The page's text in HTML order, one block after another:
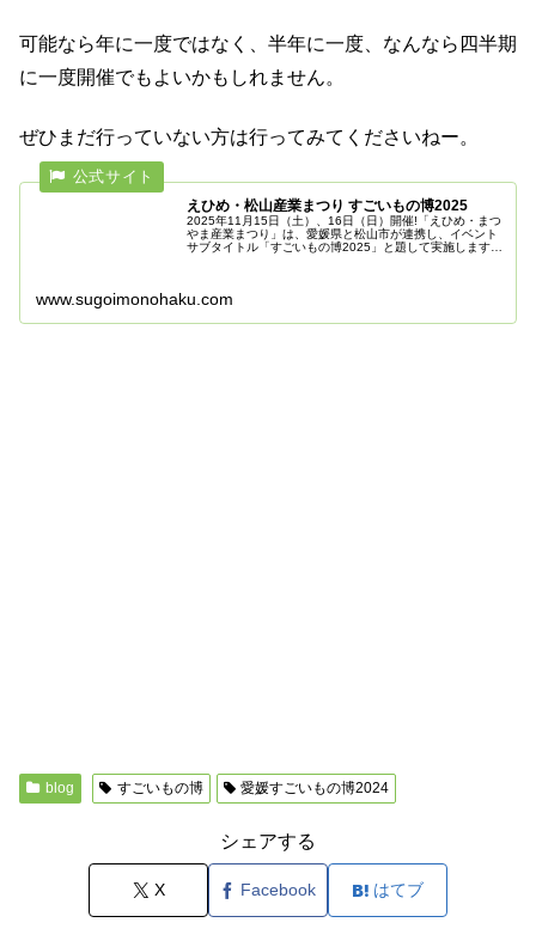
可能なら年に一度ではなく、半年に一度、なんなら四半期
に一度開催でもよいかもしれません。
ぜひまだ行っていない方は行ってみてくださいねー。
えひめ・松山産業まつり すごいもの博2025
2025年11月15日（土）、16日（日）開催!「えひめ・まつ
やま産業まつり」は、愛媛県と松山市が連携し、イベント
サブタイトル「すごいもの博2025」と題して実施します。
www.sugoimonohaku.com
blog すごいもの博 愛媛すごいもの博2024
シェアする
X Facebook はてブ